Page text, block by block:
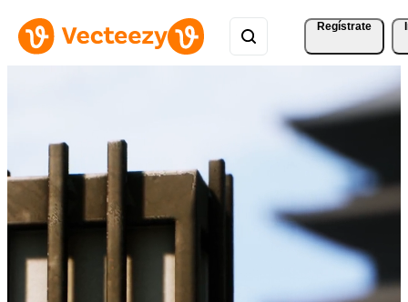
Regístrate